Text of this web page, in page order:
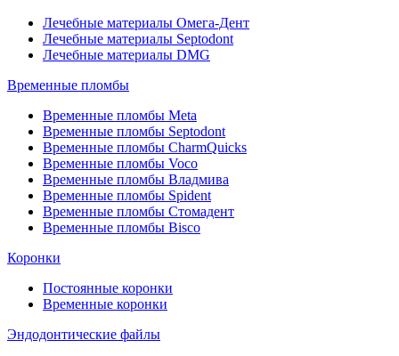
Лечебные материалы Омега-Дент
Лечебные материалы Septodont
Лечебные материалы DMG
Временные пломбы
Временные пломбы Meta
Временные пломбы Septodont
Временные пломбы CharmQuicks
Временные пломбы Voco
Временные пломбы Владмива
Временные пломбы Spident
Временные пломбы Стомадент
Временные пломбы Bisco
Коронки
Постоянные коронки
Временные коронки
Эндодонтические файлы